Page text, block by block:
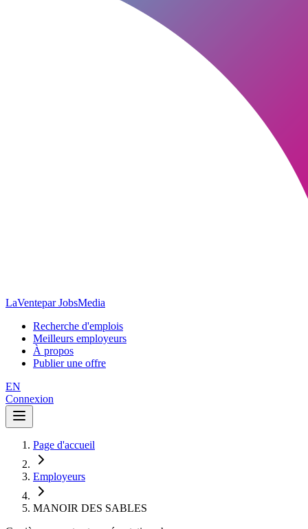
LaVentepar JobsMedia
Recherche d'emplois
Meilleurs employeurs
À propos
Publier une offre
EN
Connexion
Page d'accueil
Employeurs
MANOIR DES SABLES